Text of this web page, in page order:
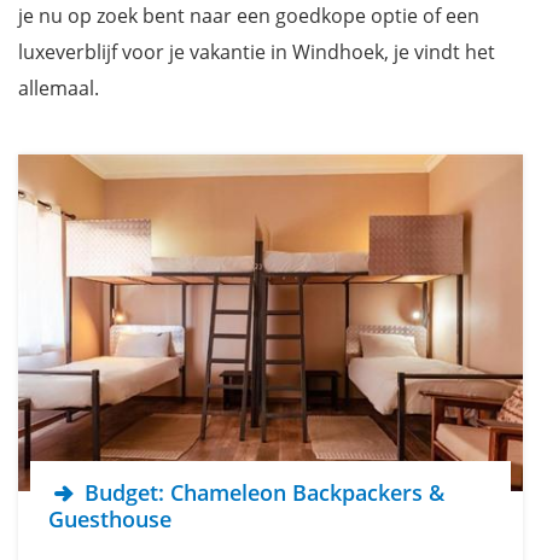
je nu op zoek bent naar een goedkope optie of een
luxeverblijf voor je vakantie in Windhoek, je vindt het
allemaal.
Budget: Chameleon Backpackers &
Guesthouse